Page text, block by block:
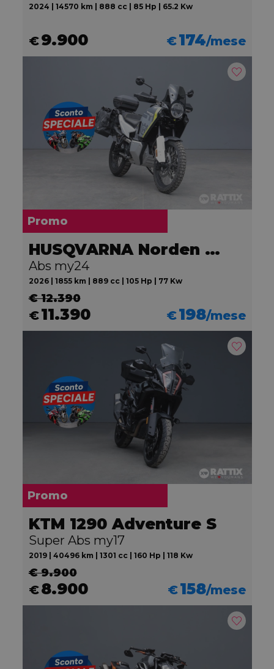
2024 | 14570 km | 888 cc | 85 Hp | 65.2 Kw
€9.900 €174/mese
Promo
HUSQVARNA Norden 901
Abs my24
2026 | 1855 km | 889 cc | 105 Hp | 77 Kw
€ 12.390
€11.390 €198/mese
Promo
KTM 1290 Adventure S
Super Abs my17
2019 | 40496 km | 1301 cc | 160 Hp | 118 Kw
€ 9.900
€8.900 €158/mese